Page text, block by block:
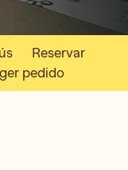
Reservar
pedido